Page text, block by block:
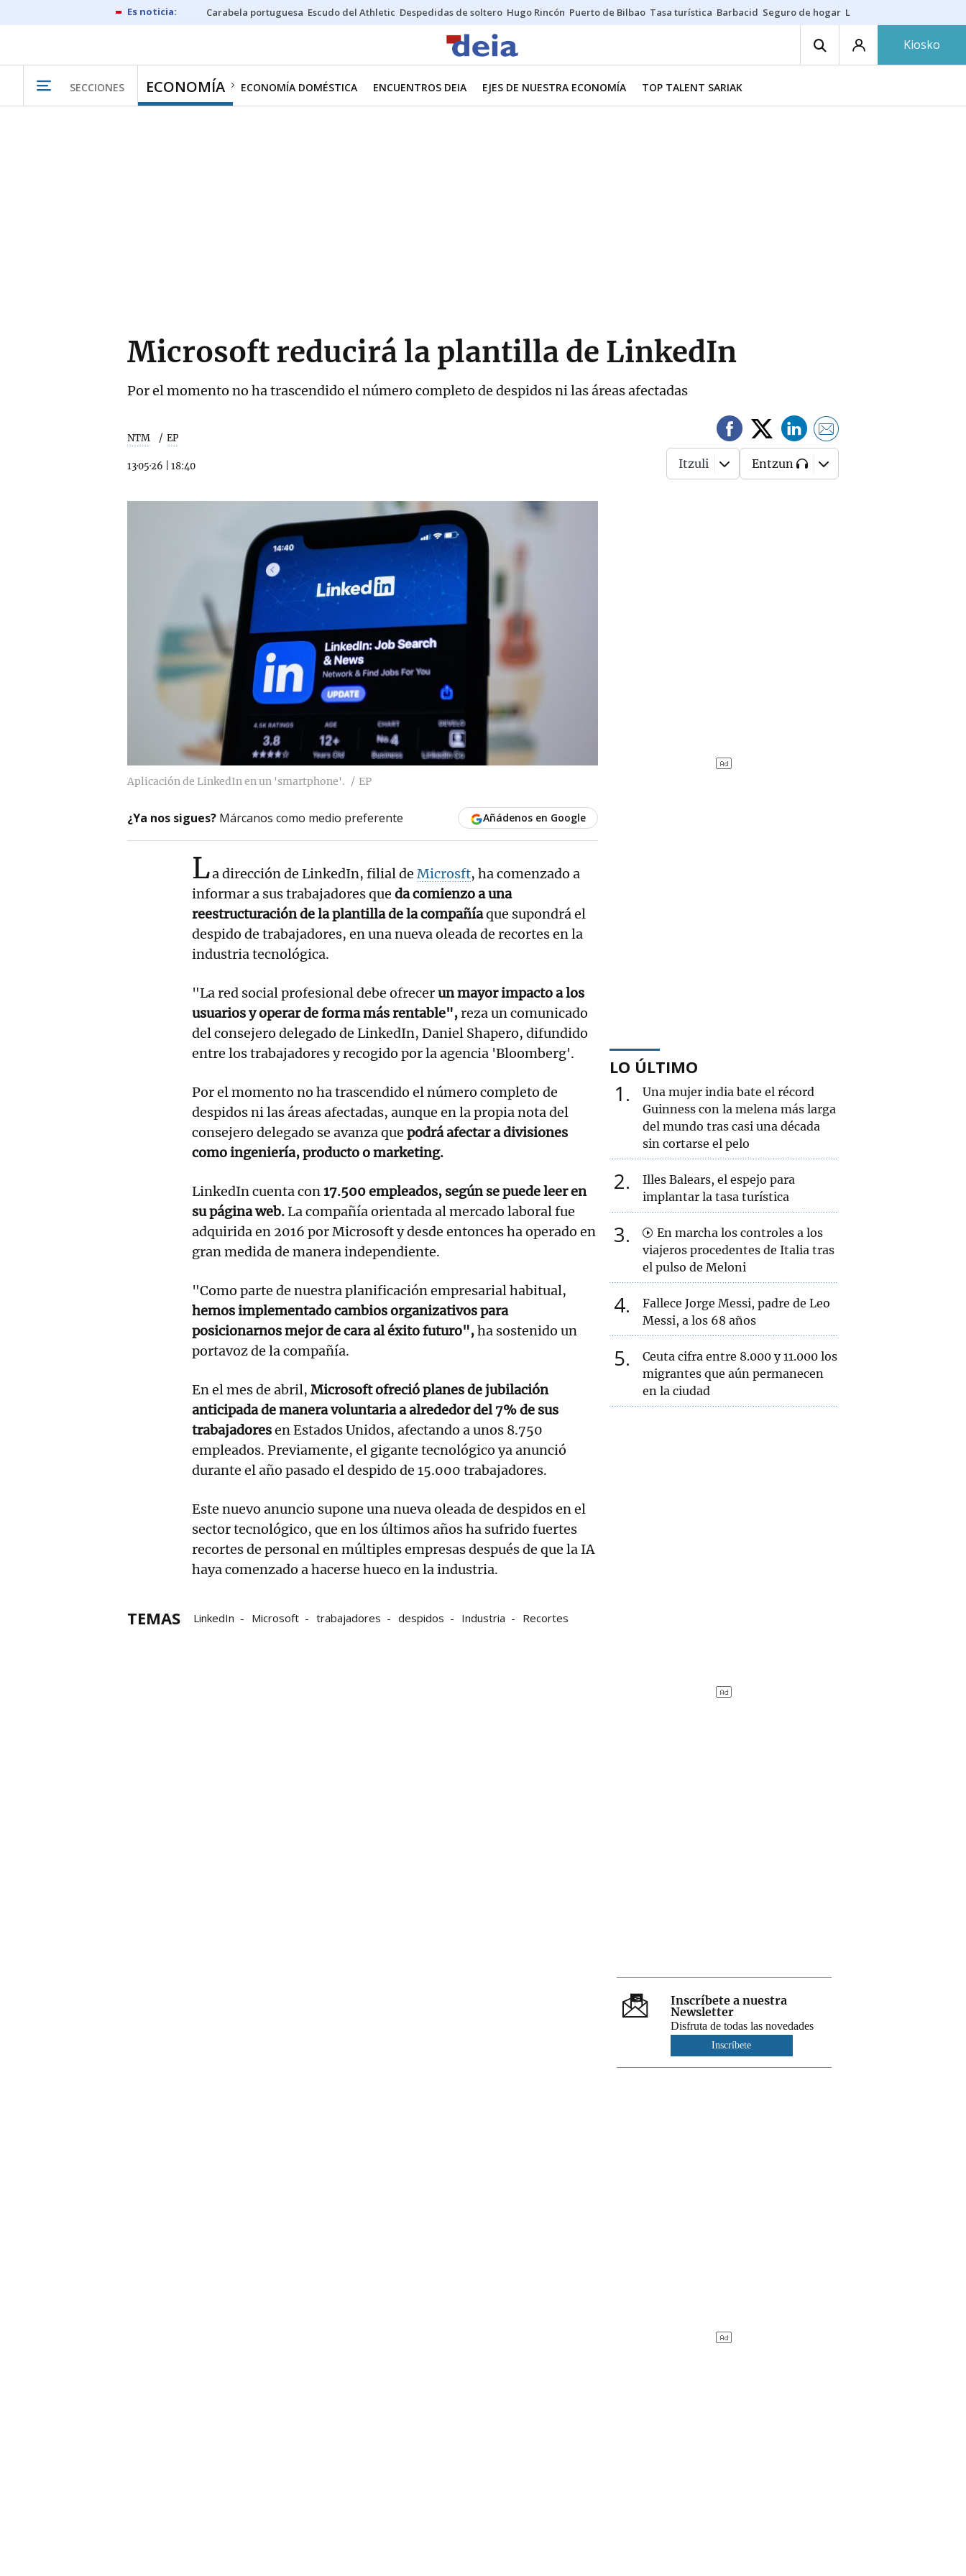
Carabela portuguesa Escudo del Athletic Despedidas de soltero Hugo Rincón Puerto de Bilbao Tasa turística Barbacid Seguro de hogar Lío Athletic-Osasuna
Kiosko
SECCIONES ECONOMÍA ECONOMÍA DOMÉSTICA ENCUENTROS DEIA EJES DE NUESTRA ECONOMÍA TOP TALENT SARIAK
Microsoft reducirá la plantilla de LinkedIn
Por el momento no ha trascendido el número completo de despidos ni las áreas afectadas
NTM EP
13·05·26 18:40 Itzuli Entzun
Aplicación de LinkedIn en un 'smartphone'. EP
¿Ya nos sigues? Márcanos como medio preferente Añádenos en Google
La dirección de LinkedIn, filial de Microsft, ha comenzado a
informar a sus trabajadores que da comienzo a una
reestructuración de la plantilla de la compañíaque supondrá el
despido de trabajadores, en una nueva oleada de recortes en la
industria tecnológica.
"La red social profesional debe ofrecerun mayor impacto a los
usuarios y operar de forma más rentable",reza un comunicado
del consejero delegado de LinkedIn, Daniel Shapero, difundido
entre los trabajadores y recogido por la agencia 'Bloomberg'.
Por el momento no ha trascendido el número completo de
despidos ni las áreas afectadas, aunque en la propia nota del
consejero delegado se avanza que podrá afectar a divisiones
como ingeniería, producto o marketing.
LinkedIn cuenta con17.500 empleados, según se puede leer en
su página web.La compañía orientada al mercado laboral fue
adquirida en 2016 por Microsoft y desde entonces ha operado en
gran medida de manera independiente.
"Como parte de nuestra planificación empresarial habitual,
hemos implementado cambios organizativos para
posicionarnos mejor de cara al éxito futuro",ha sostenido un
portavoz de la compañía.
En el mes de abril, Microsoft ofreció planes de jubilación
anticipada de manera voluntaria a alrededor del 7% de sus
trabajadoresen Estados Unidos, afectando a unos 8.750
empleados. Previamente, el gigante tecnológico ya anunció
durante el año pasado el despido de 15.000 trabajadores.
Este nuevo anuncio supone una nueva oleada de despidos en el
sector tecnológico, que en los últimos años ha sufrido fuertes
recortes de personal en múltiples empresas después de que la IA
haya comenzado a hacerse hueco en la industria.
TEMAS LinkedIn Microsoft trabajadores despidos Industria Recortes
LO ÚLTIMO
1
Una mujer india bate el récord
Guinness con la melena más larga
del mundo tras casi una década
sin cortarse el pelo
2
Illes Balears, el espejo para
implantar la tasa turística
3
En marcha los controles a los
viajeros procedentes de Italia tras
el pulso de Meloni
4
Fallece Jorge Messi, padre de Leo
Messi, a los 68 años
5
Ceuta cifra entre 8.000 y 11.000 los
migrantes que aún permanecen
en la ciudad
Inscríbete a nuestra
Newsletter
Disfruta de todas las novedades
Inscríbete